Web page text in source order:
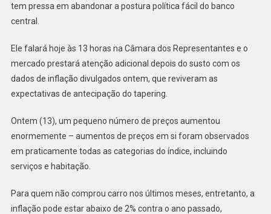
tem pressa em abandonar a postura política fácil do banco
central.
Ele falará hoje às 13 horas na Câmara dos Representantes e o
mercado prestará atenção adicional depois do susto com os
dados de inflação divulgados ontem, que reviveram as
expectativas de antecipação do tapering.
Ontem (13), um pequeno número de preços aumentou
enormemente – aumentos de preços em si foram observados
em praticamente todas as categorias do índice, incluindo
serviços e habitação.
Para quem não comprou carro nos últimos meses, entretanto, a
inflação pode estar abaixo de 2% contra o ano passado,